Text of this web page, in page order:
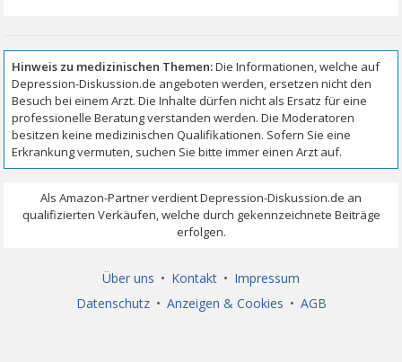
Über uns • Kontakt • Impressum
Datenschutz • Anzeigen & Cookies • AGB